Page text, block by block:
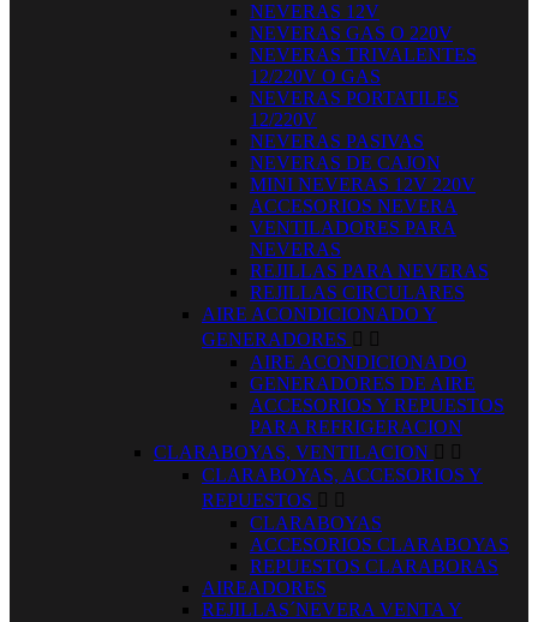
NEVERAS 12V
NEVERAS GAS O 220V
NEVERAS TRIVALENTES
12/220V O GAS
NEVERAS PORTATILES
12/220V
NEVERAS PASIVAS
NEVERAS DE CAJON
MINI NEVERAS 12V 220V
ACCESORIOS NEVERA
VENTILADORES PARA
NEVERAS
REJILLAS PARA NEVERAS
REJILLAS CIRCULARES
AIRE ACONDICIONADO Y
GENERADORES  
AIRE ACONDICIONADO
GENERADORES DE AIRE
ACCESORIOS Y REPUESTOS
PARA REFRIGERACION
CLARABOYAS, VENTILACION  
CLARABOYAS, ACCESORIOS Y
REPUESTOS  
CLARABOYAS
ACCESORIOS CLARABOYAS
REPUESTOS CLARABORAS
AIREADORES
REJILLAS´NEVERA VENTA Y